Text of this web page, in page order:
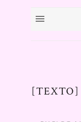
[TEXTO]